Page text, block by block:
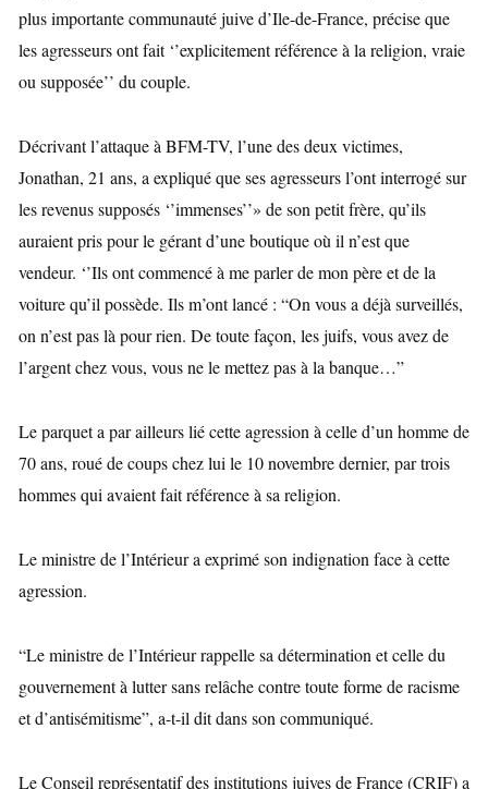
plus importante communauté juive d’Ile-de-France, précise que
les agresseurs ont fait ‘’explicitement référence à la religion, vraie
ou supposée’’ du couple.
Décrivant l’attaque à BFM-TV, l’une des deux victimes,
Jonathan, 21 ans, a expliqué que ses agresseurs l’ont interrogé sur
les revenus supposés ‘’immenses’’» de son petit frère, qu’ils
auraient pris pour le gérant d’une boutique où il n’est que
vendeur. ‘’Ils ont commencé à me parler de mon père et de la
voiture qu’il possède. Ils m’ont lancé : “On vous a déjà surveillés,
on n’est pas là pour rien. De toute façon, les juifs, vous avez de
l’argent chez vous, vous ne le mettez pas à la banque…”
Le parquet a par ailleurs lié cette agression à celle d’un homme de
70 ans, roué de coups chez lui le 10 novembre dernier, par trois
hommes qui avaient fait référence à sa religion.
Le ministre de l’Intérieur a exprimé son indignation face à cette
agression.
“Le ministre de l’Intérieur rappelle sa détermination et celle du
gouvernement à lutter sans relâche contre toute forme de racisme
et d’antisémitisme”, a-t-il dit dans son communiqué.
Le Conseil représentatif des institutions juives de France (CRIF) a